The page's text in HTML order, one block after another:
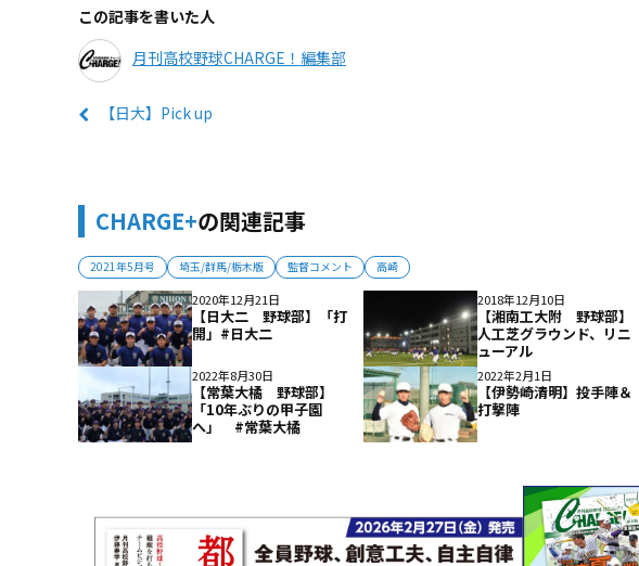
この記事を書いた人
月刊高校野球CHARGE！編集部
【日大】Pick up
CHARGE+の関連記事
2021年5月号 埼玉/群馬/栃木版 監督コメント 高崎
2020年12月21日
【日大二 野球部】「打
開」#日大二
2018年12月10日
【湘南工大附 野球部】
人工芝グラウンド、リニ
ューアル
2022年8月30日
【常葉大橘 野球部】
「10年ぶりの甲子園
へ」 #常葉大橘
2022年2月1日
【伊勢崎清明】投手陣＆
打撃陣